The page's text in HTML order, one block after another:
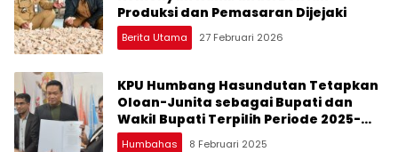
Produksi dan Pemasaran Dijejaki
Berita Utama 27 Februari 2026
KPU Humbang Hasundutan Tetapkan
Oloan-Junita sebagai Bupati dan
Wakil Bupati Terpilih Periode 2025-
2030
Humbahas 8 Februari 2025